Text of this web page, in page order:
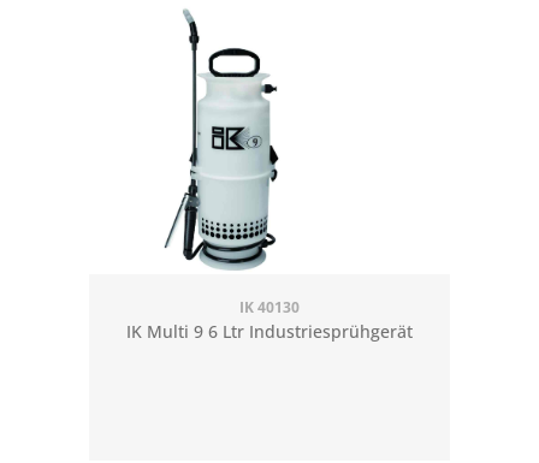
IK 40130
IK Multi 9 6 Ltr Industriesprühgerät